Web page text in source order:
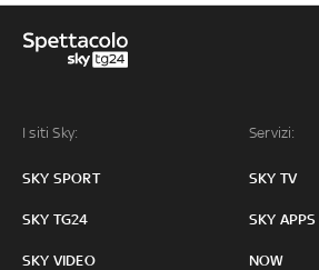
I siti Sky:
SKY SPORT
SKY TG24
SKY VIDEO
Servizi:
SKY TV
SKY APPS
NOW